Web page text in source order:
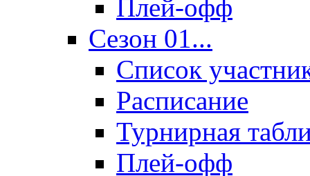
Плей-офф
Сезон 01...
Список
Расписание
Турнирная
Плей-офф